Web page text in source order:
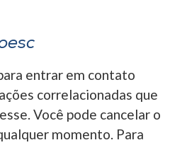
entrar em contato
correlacionadas que
Você pode cancelar o
momento. Para